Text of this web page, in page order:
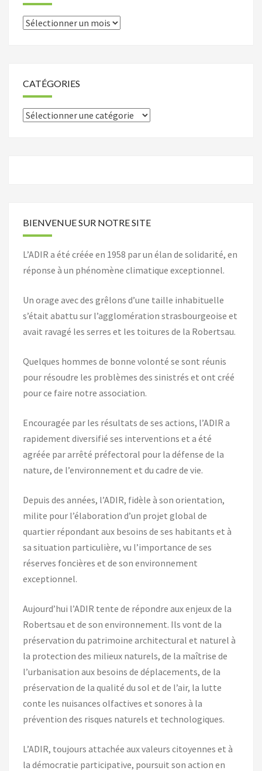
Archives
CATÉGORIES
Catégories
BIENVENUE SUR NOTRE SITE
L’ADIR a été créée en 1958 par un élan de solidarité, en
réponse à un phénomène climatique exceptionnel.
Un orage avec des grêlons d’une taille inhabituelle
s’était abattu sur l’agglomération strasbourgeoise et
avait ravagé les serres et les toitures de la Robertsau.
Quelques hommes de bonne volonté se sont réunis
pour résoudre les problèmes des sinistrés et ont créé
pour ce faire notre association.
Encouragée par les résultats de ses actions, l’ADIR a
rapidement diversifié ses interventions et a été
agréée par arrêté préfectoral pour la défense de la
nature, de l’environnement et du cadre de vie.
Depuis des années, l’ADIR, fidèle à son orientation,
milite pour l’élaboration d’un projet global de
quartier répondant aux besoins de ses habitants et à
sa situation particulière, vu l’importance de ses
réserves foncières et de son environnement
exceptionnel.
Aujourd’hui l’ADIR tente de répondre aux enjeux de la
Robertsau et de son environnement. Ils vont de la
préservation du patrimoine architectural et naturel à
la protection des milieux naturels, de la maîtrise de
l’urbanisation aux besoins de déplacements, de la
préservation de la qualité du sol et de l’air, la lutte
conte les nuisances olfactives et sonores à la
prévention des risques naturels et technologiques.
L’ADIR, toujours attachée aux valeurs citoyennes et à
la démocratie participative, poursuit son action en